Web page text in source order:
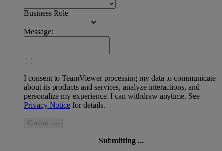
Business Role
Message:
I consent to TeamViewer processing my data to communicate
about its products and services, analyze interactions, and
personalize my experience. I can withdraw anytime. See
Privacy Notice for details.
Contact us
Submitting ...